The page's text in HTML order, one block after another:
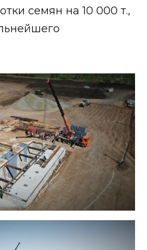
семян на 10 000 т.,